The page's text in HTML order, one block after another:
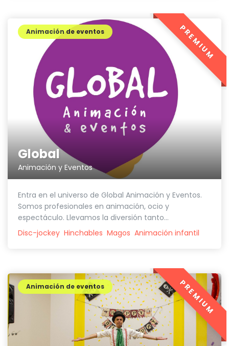
Global
Animación y Eventos
Animación de eventos
Entra en el universo de Global Animación y Eventos.
Somos profesionales en animación, ocio y
espectáculo. Llevamos la diversión tanto...
Disc-jockey Hinchables Magos Animación infantil
PREMIUM
Animación de eventos PREMIUM